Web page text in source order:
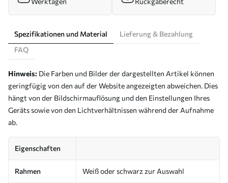
Spezifikationen und Material
Lieferung & Bezahlung
FAQ
Hinweis: Die Farben und Bilder der dargestellten Artikel können
geringfügig von den auf der Website angezeigten abweichen. Dies
hängt von der Bildschirmauflösung und den Einstellungen Ihres
Geräts sowie von den Lichtverhältnissen während der Aufnahme
ab.
Eigenschaften
Rahmen Weiß oder schwarz zur Auswahl